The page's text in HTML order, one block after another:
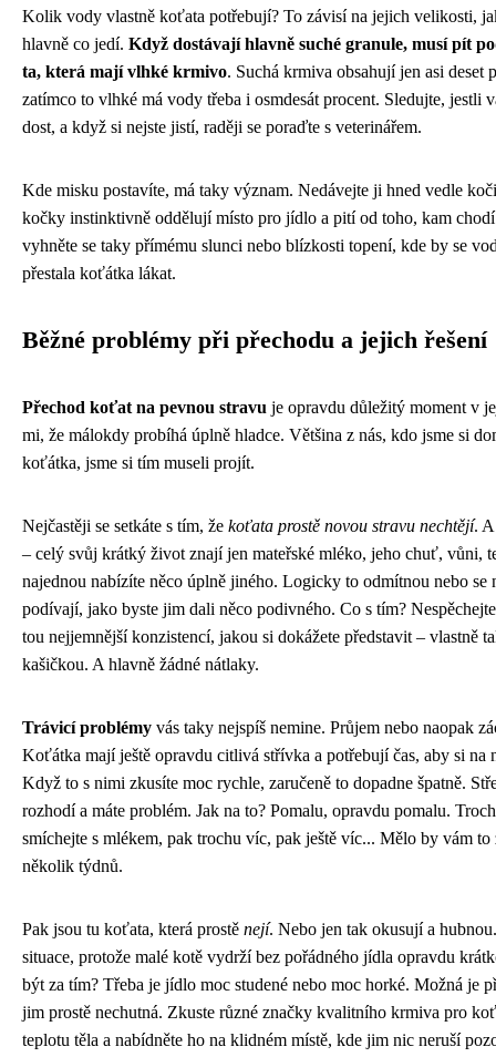
Kolik vody vlastně koťata potřebují? To závisí na jejich velikosti,
hlavně co jedí. Když dostávají hlavně suché granule, musí pít
ta, která mají vlhké krmivo. Suchá krmiva obsahují jen asi deset
zatímco to vlhké má vody třeba i osmdesát procent. Sledujte, jestli
dost, a když si nejste jistí, raději se poraďte s veterinářem.
Kde misku postavíte, má taky význam. Nedávejte ji hned vedle
kočky instinktivně oddělují místo pro jídlo a pití od toho, kam
vyhněte se taky přímému slunci nebo blízkosti topení, kde by se
přestala koťátka lákat.
Běžné problémy při přechodu a jejich řešení
Přechod koťat na pevnou stravu je opravdu důležitý moment v
mi, že málokdy probíhá úplně hladce. Většina z nás, kdo jsme si
koťátka, jsme si tím museli projít.
Nejčastěji se setkáte s tím, že koťata prostě novou stravu nechtějí.
– celý svůj krátký život znají jen mateřské mléko, jeho chuť, vůni,
najednou nabízíte něco úplně jiného. Logicky to odmítnou nebo se
podívají, jako byste jim dali něco podivného. Co s tím?
tou nejjemnější konzistencí, jakou si dokážete představit – vlastně
kašičkou. A hlavně žádné nátlaky.
Trávicí problémy vás taky nejspíš nemine. Průjem nebo naopak
Koťátka mají ještě opravdu citlivá střívka a potřebují čas, aby si na
Když to s nimi zkusíte moc rychle, zaručeně to dopadne špatně.
rozhodí a máte problém. Jak na to? Pomalu, opravdu pomalu.
smíchejte s mlékem, pak trochu víc, pak ještě víc... Mělo by vám to
několik týdnů.
Pak jsou tu koťata, která prostě nejí. Nebo jen tak okusují a
situace, protože malé kotě vydrží bez pořádného jídla opravdu
být za tím? Třeba je jídlo moc studené nebo moc horké. Možná je
jim prostě nechutná. Zkuste různé značky kvalitního krmiva pro
teplotu těla a nabídněte ho na klidném místě, kde jim nic neruší